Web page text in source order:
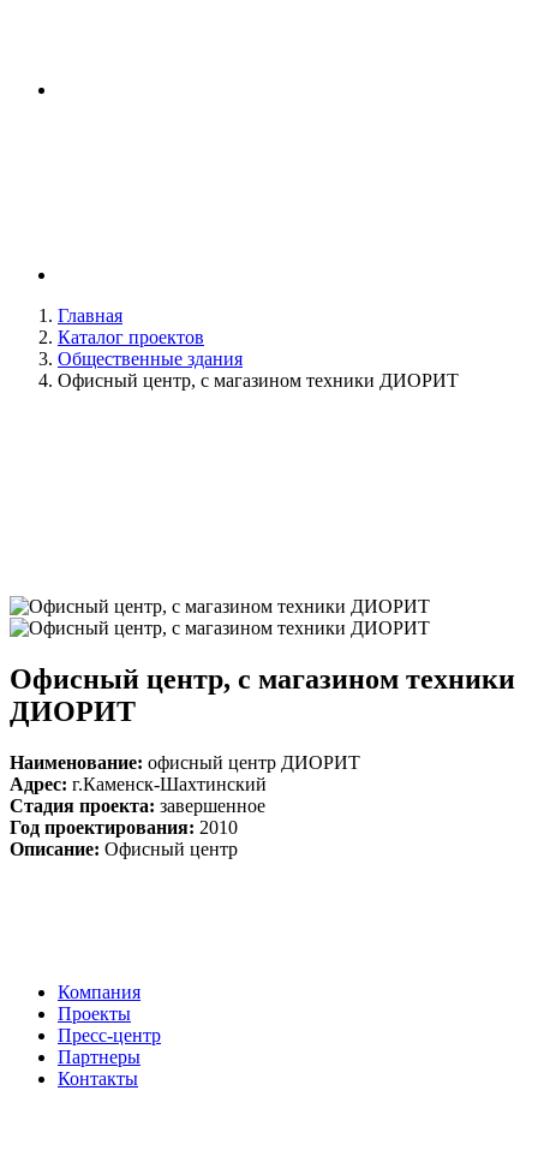
Главная
Каталог проектов
Общественные здания
Офисный центр, с магазином техники ДИОРИТ
Офисный центр, с магазином техники
ДИОРИТ
Наименование: офисный центр ДИОРИТ
Адрес: г.Каменск-Шахтинский
Стадия проекта: завершенное
Год проектирования: 2010
Описание: Офисный центр
Компания
Проекты
Пресс-центр
Партнеры
Контакты